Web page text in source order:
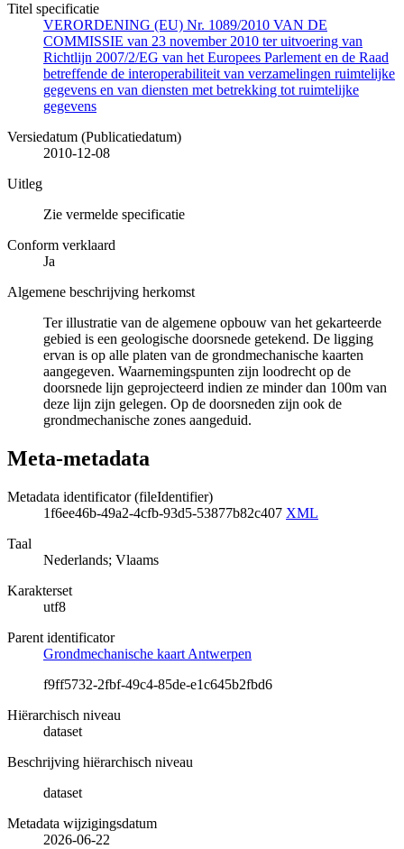
Titel specificatie
VERORDENING (EU) Nr. 1089/2010 VAN DE
COMMISSIE van 23 november 2010 ter uitvoering van
Richtlijn 2007/2/EG van het Europees Parlement en de Raad
betreffende de interoperabiliteit van verzamelingen ruimtelijke
gegevens en van diensten met betrekking tot ruimtelijke
gegevens
Versiedatum (Publicatiedatum)
2010-12-08
Uitleg
Zie vermelde specificatie
Conform verklaard
Ja
Algemene beschrijving herkomst
Ter illustratie van de algemene opbouw van het gekarteerde
gebied is een geologische doorsnede getekend. De ligging
ervan is op alle platen van de grondmechanische kaarten
aangegeven. Waarnemingspunten zijn loodrecht op de
doorsnede lijn geprojecteerd indien ze minder dan 100m van
deze lijn zijn gelegen. Op de doorsneden zijn ook de
grondmechanische zones aangeduid.
Meta-metadata
Metadata identificator (fileIdentifier)
1f6ee46b-49a2-4cfb-93d5-53877b82c407 XML
Taal
Nederlands; Vlaams
Karakterset
utf8
Parent identificator
Grondmechanische kaart Antwerpen
f9ff5732-2fbf-49c4-85de-e1c645b2fbd6
Hiërarchisch niveau
dataset
Beschrijving hiërarchisch niveau
dataset
Metadata wijzigingsdatum
2026-06-22